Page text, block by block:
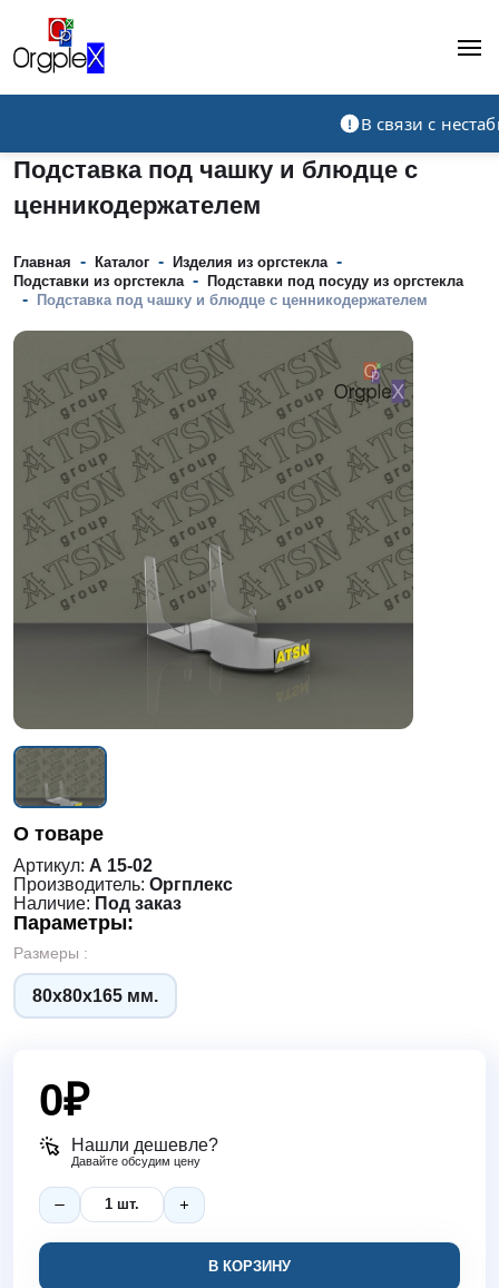
В связи с
Подставка под чашку и блюдце с
ценникодержателем
Главная - Каталог - Изделия из оргстекла -
Подставки из оргстекла - Подставки под посуду из оргстекла
- Подставка под чашку и блюдце с ценникодержателем
О товаре
Артикул: А 15-02
Производитель: Оргплекс
Наличие: Под заказ
Параметры:
Размеры :
80х80х165 мм.
0₽
Нашли дешевле?
Давайте обсудим цену
В КОРЗИНУ